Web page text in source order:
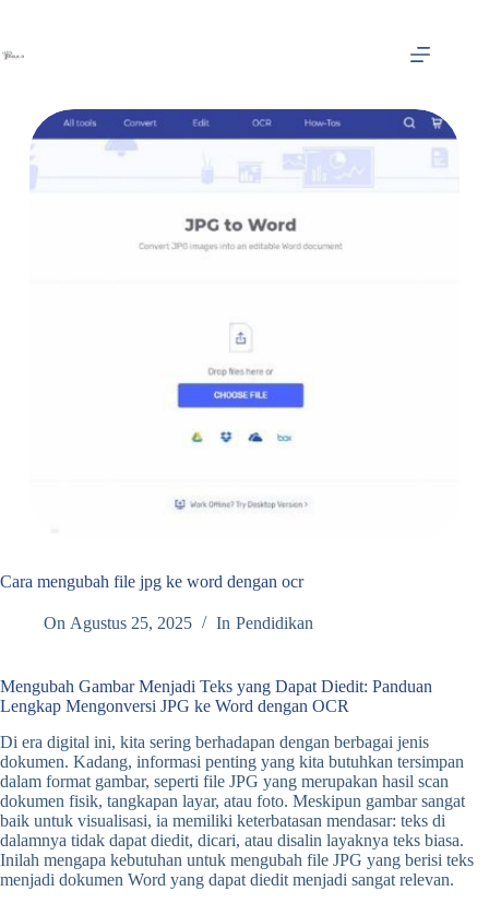
content
Cara mengubah file jpg ke word dengan ocr
On Agustus 25, 2025 In Pendidikan
Mengubah Gambar Menjadi Teks yang Dapat Diedit: Panduan
Lengkap Mengonversi JPG ke Word dengan OCR
Di era digital ini, kita sering berhadapan dengan berbagai jenis
dokumen. Kadang, informasi penting yang kita butuhkan tersimpan
dalam format gambar, seperti file JPG yang merupakan hasil scan
dokumen fisik, tangkapan layar, atau foto. Meskipun gambar sangat
baik untuk visualisasi, ia memiliki keterbatasan mendasar: teks di
dalamnya tidak dapat diedit, dicari, atau disalin layaknya teks biasa.
Inilah mengapa kebutuhan untuk mengubah file JPG yang berisi teks
menjadi dokumen Word yang dapat diedit menjadi sangat relevan.